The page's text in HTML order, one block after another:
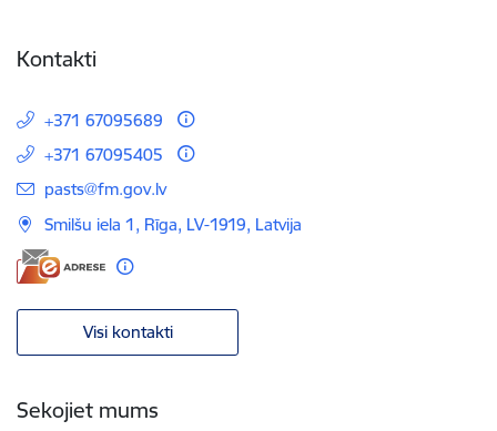
Kontakti
+371 67095689
+371 67095405
E-pasts:
pasts@fm.gov.lv
Smilšu iela 1, Rīga, LV-1919, Latvija
Visi kontakti
Sekojiet mums